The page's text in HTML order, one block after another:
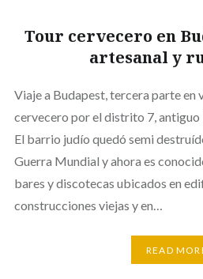
Tour cervecero en
artesanal y
Viaje a Budapest, tercera parte en
cervecero por el distrito 7,
El barrio judío quedó semi
Guerra Mundial y ahora es
bares y discotecas ubicados en
construcciones viejas y en…
READ